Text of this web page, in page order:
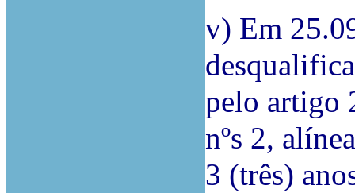
v) Em
pelo artigo
nºs 2,
3 (três)